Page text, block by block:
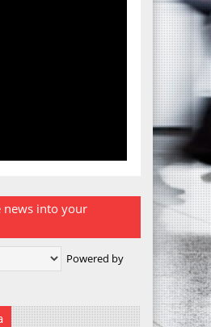
news into your
Powered by